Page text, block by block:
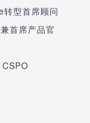
型首席顾问
首席产品官